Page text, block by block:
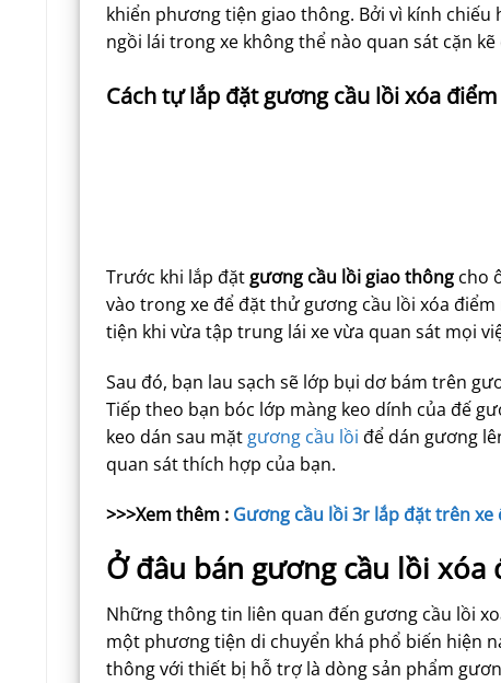
khiển phương tiện giao thông. Bởi vì kính
ngồi lái trong xe không thể nào quan sát cặn kẽ
Cách tự lắp đặt gương cầu lồi xóa
Trước khi lắp đặt gương cầu lồi giao thông cho
vào trong xe để đặt thử gương cầu lồi xóa
tiện khi vừa tập trung lái xe vừa quan sát mọi
Sau đó, bạn lau sạch sẽ lớp bụi dơ bám trên
Tiếp theo bạn bóc lớp màng keo dính của đế
keo dán sau mặt gương cầu lồi để dán gương
quan sát thích hợp của bạn.
>>>Xem thêm : Gương cầu lồi 3r lắp đặt trên
Ở đâu bán gương cầu lồi
Những thông tin liên quan đến gương cầu lồi
một phương tiện di chuyển khá phổ biến hiện
thông với thiết bị hỗ trợ là dòng sản phẩm